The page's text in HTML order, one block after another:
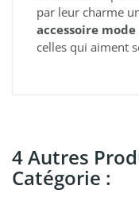
par leur charme
accessoire
celles qui aiment
4 Autres
Catégorie :